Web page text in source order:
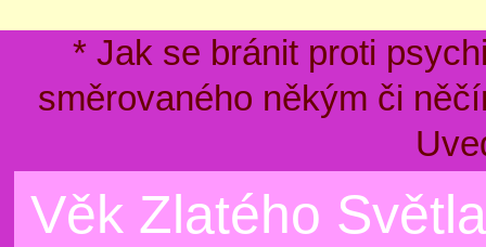
* Jak se bránit proti
směrovaného někým či
Věk Zlatého